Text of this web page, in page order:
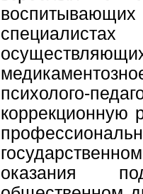
психолого-
коррекционную
оказания